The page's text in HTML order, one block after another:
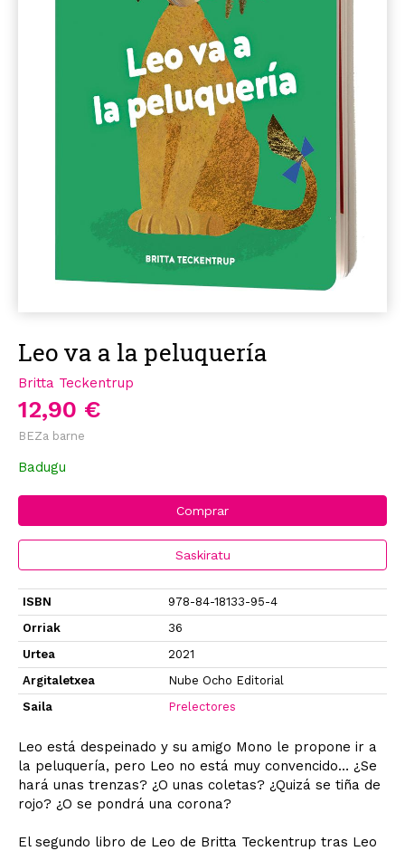
Leo va a la peluquería
Britta Teckentrup
12,90 €
BEZa barne
Badugu
Comprar
Saskiratu
ISBN
978-84-18133-95-4
Orriak
36
Urtea
2021
Argitaletxea
Nube Ocho Editorial
Saila
Prelectores
Leo está despeinado y su amigo Mono le propone ir a
la peluquería, pero Leo no está muy convencido… ¿Se
hará unas trenzas? ¿O unas coletas? ¿Quizá se tiña de
rojo? ¿O se pondrá una corona?
El segundo libro de Leo de Britta Teckentrup tras Leo